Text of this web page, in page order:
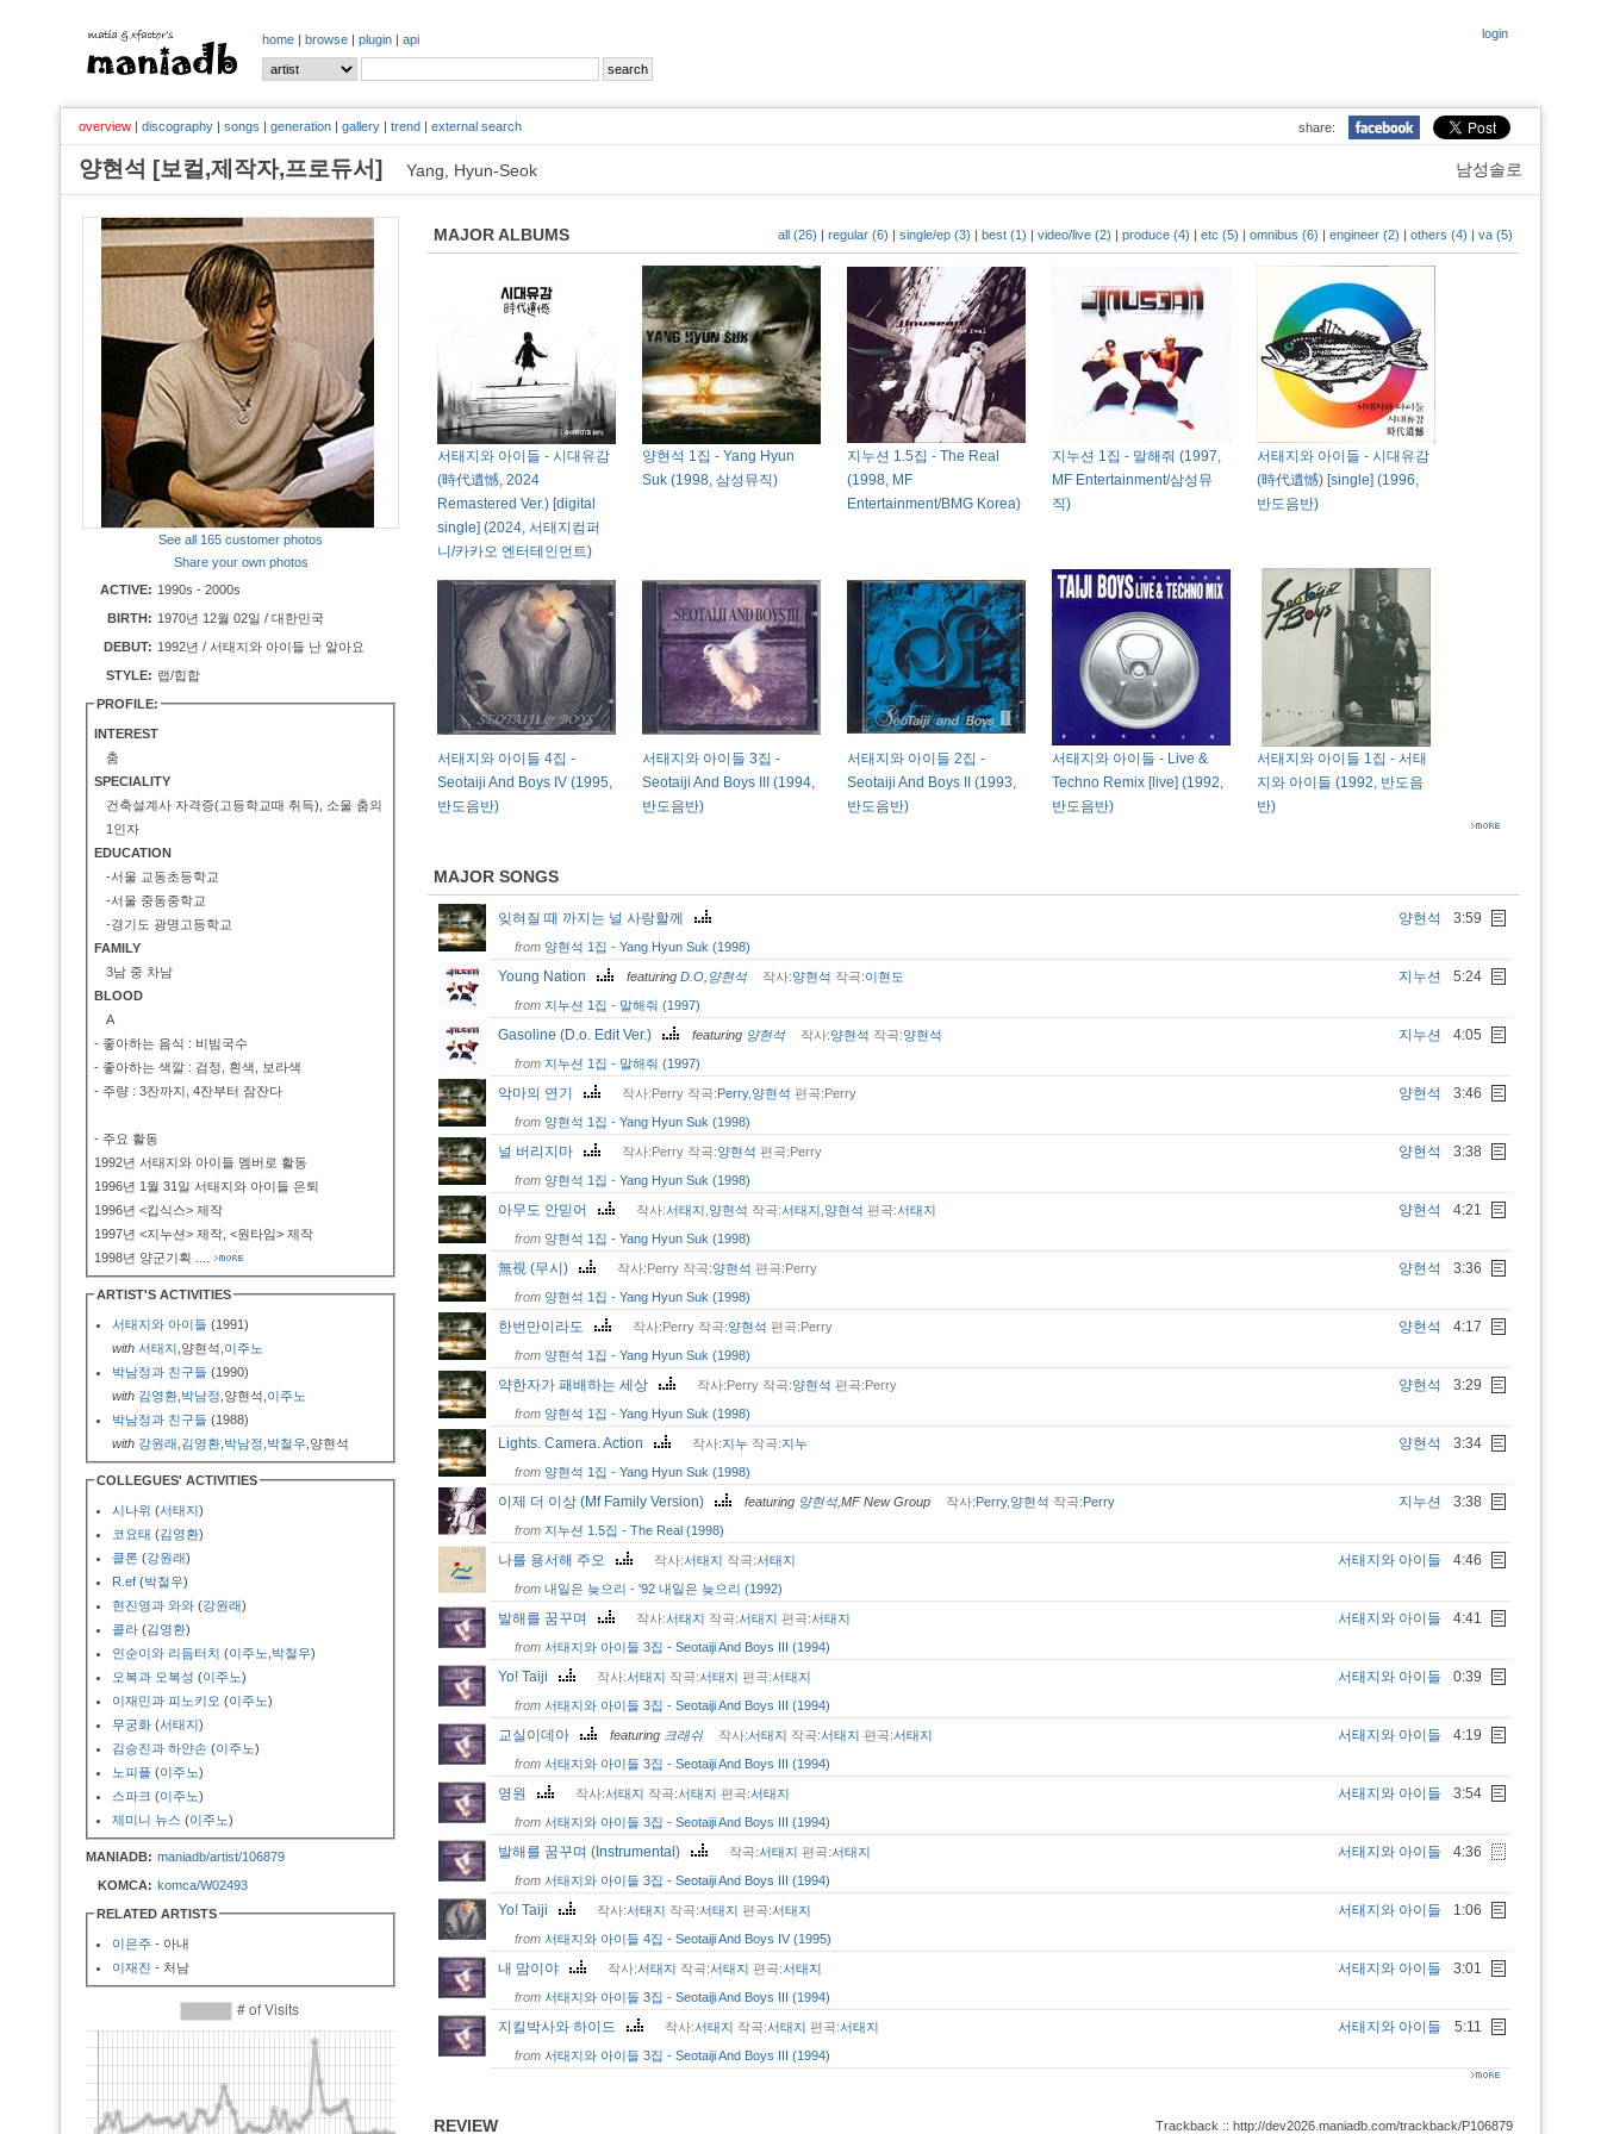
login
home | browse | plugin | api
share:
overview | discography | songs | generation | gallery | trend | external search
남성솔로
양현석 [보컬,제작자,프로듀서] Yang, Hyun-Seok
See all 165 customer photos
Share your own photos
ACTIVE: 1990s - 2000s
BIRTH: 1970년 12월 02일 / 대한민국
DEBUT: 1992년 / 서태지와 아이들 난 알아요
STYLE: 랩/힙합
PROFILE:
INTEREST
춤
SPECIALITY
건축설계사 자격증(고등학교때 취득), 소울 춤의
1인자
EDUCATION
-서울 교동초등학교
-서울 중동중학교
-경기도 광명고등학교
FAMILY
3남 중 차남
BLOOD
A
- 좋아하는 음식 : 비빔국수
- 좋아하는 색깔 : 검정, 흰색, 보라색
- 주량 : 3잔까지, 4잔부터 잠잔다
- 주요 활동
1992년 서태지와 아이들 멤버로 활동
1996년 1월 31일 서태지와 아이들 은퇴
1996년 <킵식스> 제작
1997년 <지누션> 제작, <원타임> 제작
1998년 양군기획
ARTIST'S ACTIVITIES
서태지와 아이들 (1991)
with 서태지 ,양현석, 이주노
박남정과 친구들 (1990)
with 김영환 박남정 ,양현석, 이주노
박남정과 친구들 (1988)
with 강원래 김영환 박남정 박철우 ,양현석
COLLEGUES' ACTIVITIES
시나위 (서태지)
코요태 (김영환)
클론 (강원래)
R.ef (박철우)
현진영과 와와 (강원래)
콜라 (김영환)
인순이와 리듬터치 (이주노 박철우)
오복과 오복성 (이주노)
이재민과 피노키오 (이주노)
무궁화 (서태지)
김승진과 하얀손 (이주노)
노피플 (이주노)
스파크 (이주노)
제미니 뉴스 (이주노)
MANIADB: maniadb/artist/106879
KOMCA: komca/W02493
RELATED ARTISTS
이은주 - 아내
이재진 - 처남
MAJOR ALBUMS all (26) | regular (6) | single/ep (3) | best (1) | video/live (2) | produce (4) | etc (5) | omnibus (6) | engineer (2) | others (4) | va (5)
서태지와 아이들 - 시대유감
(時代遺憾, 2024
Remastered Ver.) [digital
single] (2024, 서태지컴퍼
니/카카오 엔터테인먼트)
양현석 1집 - Yang Hyun
Suk (1998, 삼성뮤직)
지누션 1.5집 - The Real
(1998, MF
Entertainment/BMG Korea)
지누션 1집 - 말해줘 (1997,
MF Entertainment/삼성뮤
직)
서태지와 아이들 - 시대유감
(時代遺憾) [single] (1996,
반도음반)
서태지와 아이들 4집 -
Seotaiji And Boys IV (1995,
반도음반)
서태지와 아이들 3집 -
Seotaiji And Boys III (1994,
반도음반)
서태지와 아이들 2집 -
Seotaiji And Boys II (1993,
반도음반)
서태지와 아이들 - Live &
Techno Remix [live] (1992,
반도음반)
서태지와 아이들 1집 - 서태
지와 아이들 (1992, 반도음
반)
MAJOR SONGS
잊혀질 때 까지는 널 사랑할께 양현석 3:59
from 양현석 1집 - Yang Hyun Suk (1998)
Young Nation featuring D.O 양현석 작사:양현석 작곡:이현도 지누션 5:24
from 지누션 1집 - 말해줘 (1997)
Gasoline (D.o. Edit Ver.) featuring 양현석 작사:양현석 작곡:양현석 지누션 4:05
from 지누션 1집 - 말해줘 (1997)
악마의 연기 작사:Perry 작곡:Perry, 양현석 편곡:Perry 양현석 3:46
from 양현석 1집 - Yang Hyun Suk (1998)
널 버리지마 작사:Perry 작곡:양현석 편곡:Perry 양현석 3:38
from 양현석 1집 - Yang Hyun Suk (1998)
아무도 안믿어 작사:서태지 양현석 작곡:서태지 양현석 편곡:서태지 양현석 4:21
from 양현석 1집 - Yang Hyun Suk (1998)
無視 (무시) 작사:Perry 작곡:양현석 편곡:Perry 양현석 3:36
from 양현석 1집 - Yang Hyun Suk (1998)
한번만이라도 작사:Perry 작곡:양현석 편곡:Perry 양현석 4:17
from 양현석 1집 - Yang Hyun Suk (1998)
약한자가 패배하는 세상 작사:Perry 작곡:양현석 편곡:Perry 양현석 3:29
from 양현석 1집 - Yang Hyun Suk (1998)
Lights. Camera. Action 작사:지누 작곡:지누 양현석 3:34
from 양현석 1집 - Yang Hyun Suk (1998)
이제 더 이상 (Mf Family Version) featuring 양현석,MF New Group 작사:Perry, 양현석 작곡:Perry 지누션 3:38
from 지누션 1.5집 - The Real (1998)
나를 용서해 주오 작사:서태지 작곡:서태지 서태지와 아이들 4:46
from 내일은 늦으리 - '92 내일은 늦으리 (1992)
발해를 꿈꾸며 작사:서태지 작곡:서태지 편곡:서태지 서태지와 아이들 4:41
from 서태지와 아이들 3집 - Seotaiji And Boys III (1994)
Yo! Taiji 작사:서태지 작곡:서태지 편곡:서태지 서태지와 아이들 0:39
from 서태지와 아이들 3집 - Seotaiji And Boys III (1994)
교실이데아 featuring 크래쉬 작사:서태지 작곡:서태지 편곡:서태지 서태지와 아이들 4:19
from 서태지와 아이들 3집 - Seotaiji And Boys III (1994)
영원 작사:서태지 작곡:서태지 편곡:서태지 서태지와 아이들 3:54
from 서태지와 아이들 3집 - Seotaiji And Boys III (1994)
발해를 꿈꾸며 (Instrumental) 작곡:서태지 편곡:서태지 서태지와 아이들 4:36
from 서태지와 아이들 3집 - Seotaiji And Boys III (1994)
Yo! Taiji 작사:서태지 작곡:서태지 편곡:서태지 서태지와 아이들 1:06
from 서태지와 아이들 4집 - Seotaiji And Boys IV (1995)
내 맘이야 작사:서태지 작곡:서태지 편곡:서태지 서태지와 아이들 3:01
from 서태지와 아이들 3집 - Seotaiji And Boys III (1994)
지킬박사와 하이드 작사:서태지 작곡:서태지 편곡:서태지 서태지와 아이들 5:11
from 서태지와 아이들 3집 - Seotaiji And Boys III (1994)
REVIEW Trackback :: http://dev2026.maniadb.com/trackback/P106879